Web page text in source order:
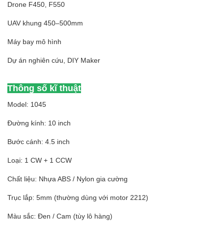
Drone F450, F550
UAV khung 450–500mm
Máy bay mô hình
Dự án nghiên cứu, DIY Maker
Thông số kĩ thuật
Model: 1045
Đường kính: 10 inch
Bước cánh: 4.5 inch
Loại: 1 CW + 1 CCW
Chất liệu: Nhựa ABS / Nylon gia cường
Trục lắp: 5mm (thường dùng với motor 2212)
Màu sắc: Đen / Cam (tùy lô hàng)